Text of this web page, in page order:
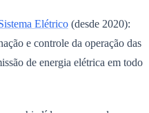
Elétrico(desde 2020):
e controle da operação das
de energia elétrica em todo